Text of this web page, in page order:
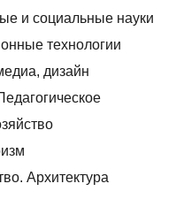
и социальные науки
технологии
дизайн
Архитектура